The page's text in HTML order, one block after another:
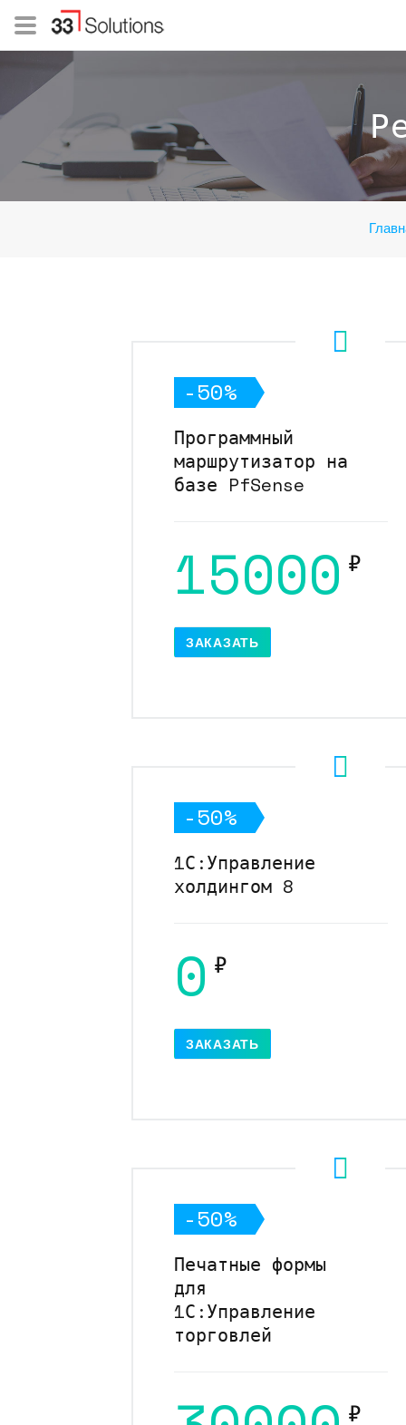
-50%
Программный
маршрутизатор на
базе PfSense
15000 ₽
ЗАКАЗАТЬ
-50%
1С:Управление
холдингом 8
0 ₽
ЗАКАЗАТЬ
-50%
Печатные формы
для
1С:Управление
торговлей
₽